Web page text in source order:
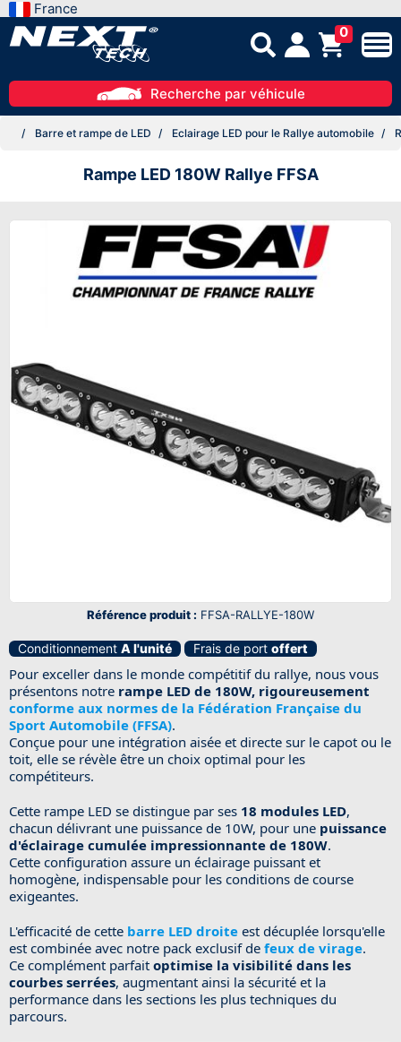
France
0
Recherche par véhicule
Barre et rampe de LED Eclairage LED pour le Rallye automobile
Rampe LED 180W Rallye FFSA
Référence produit : FFSA-RALLYE-180W
Conditionnement A l'unité Frais de port offert
Pour exceller dans le monde compétitif du rallye, nous vous
présentons notre rampe LED de 180W, rigoureusement
conforme aux normes de la Fédération Française du
Sport Automobile (FFSA).
Conçue pour une intégration aisée et directe sur le capot ou le
toit, elle se révèle être un choix optimal pour les
compétiteurs.
Cette rampe LED se distingue par ses 18 modules LED,
chacun délivrant une puissance de 10W, pour une puissance
d'éclairage cumulée impressionnante de 180W.
Cette configuration assure un éclairage puissant et
homogène, indispensable pour les conditions de course
exigeantes.
L'efficacité de cette barre LED droite est décuplée lorsqu'elle
est combinée avec notre pack exclusif de feux de virage.
Ce complément parfait optimise la visibilité dans les
courbes serrées, augmentant ainsi la sécurité et la
performance dans les sections les plus techniques du
parcours.